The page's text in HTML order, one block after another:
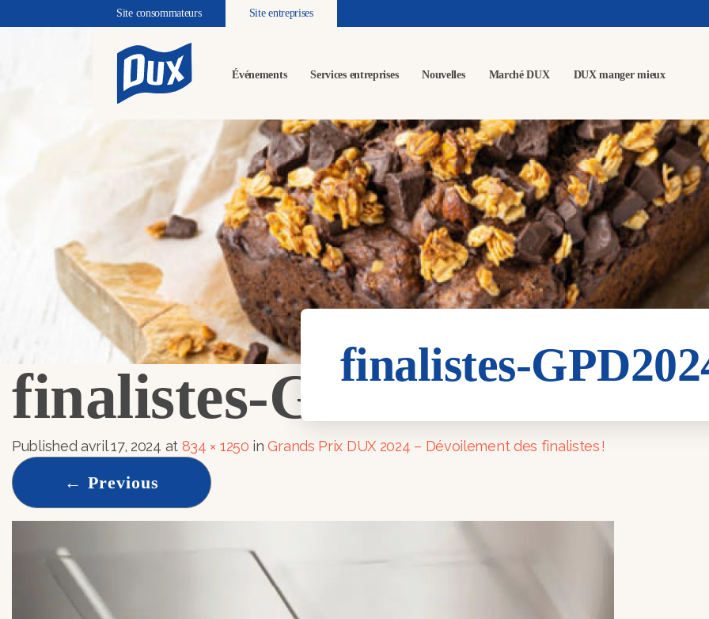
Site consommateurs Site entreprises
Événements Services entreprises Nouvelles Marché DUX DUX manger mieux
finalistes-
finalistes-GPD2024
Publishedavril 17, 2024 at 834 × 1250 inGrands Prix DUX 2024 – Dévoilement des finalistes !
← Previous